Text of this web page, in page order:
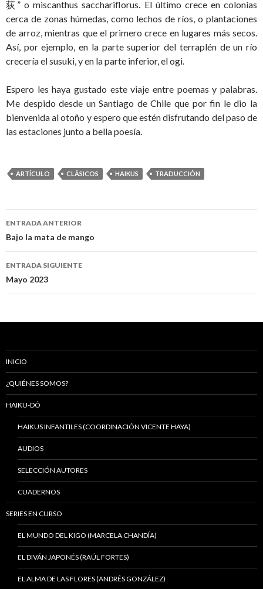
荻” o miscanthus sacchariflorus. El último crece en colonias
cerca de zonas húmedas, como lechos de ríos, o plantaciones
de arroz, mientras que el primero crece en lugares más secos.
Así, por ejemplo, en la parte superior del terraplén de un río
crecería el susuki, y en la parte inferior, el ogi.
Espero les haya gustado este viaje entre poemas y palabras.
Me despido desde un Santiago de Chile que por fin le dio la
bienvenida al otoño y espero que estén disfrutando del paso de
las estaciones junto a bella poesía.
ARTÍCULO CLÁSICOS HAIKUS TRADUCCIÓN
Navegación
de
entradas
ENTRADA ANTERIOR
Bajo la mata de mango
ENTRADA SIGUIENTE
Mayo 2023
INICIO
¿QUIÉNES SOMOS?
HAIKU-DÔ
HAIKUS INFANTILES (COORDINACIÓN VICENTE HAYA)
AUDIOS
SELECCIÓN AUTORES
CUADERNOS
SERIES EN CURSO
EL MUNDO DEL KIGO (MARCELA CHANDÍA)
EL DIVÁN JAPONÉS (RAÚL FORTES)
EL ALMA DE LAS FLORES (ANDRÉS GONZÁLEZ)